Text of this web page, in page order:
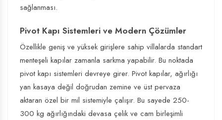
sağlanması.
Pivot Kapı Sistemleri ve Modern Çözümler
Özellikle geniş ve yüksek girişlere sahip villalarda standart
menteşeli kapılar zamanla sarkma yapabilir. Bu noktada
pivot kapı sistemleri devreye girer. Pivot kapılar, ağırlığı
yan kasaya değil doğrudan zemine ve üst pervaza
aktaran özel bir mil sistemiyle çalışır. Bu sayede 250-
300 kg ağırlığındaki devasa çelik ve cam birleşimli